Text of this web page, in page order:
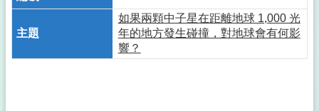
如果兩顆中子星在距離地球 1,000 光
年的地方發生碰撞，對地球會有何影
響？